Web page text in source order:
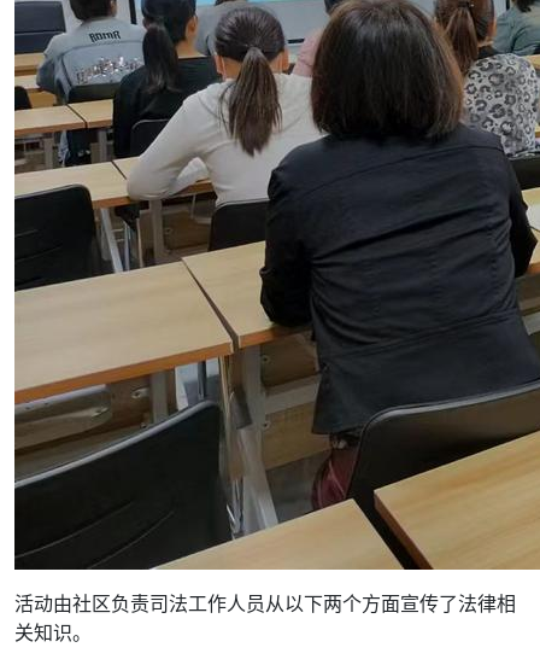
活动由社区负责司法工作人员从以下两个方面宣传了法律相
关知识。